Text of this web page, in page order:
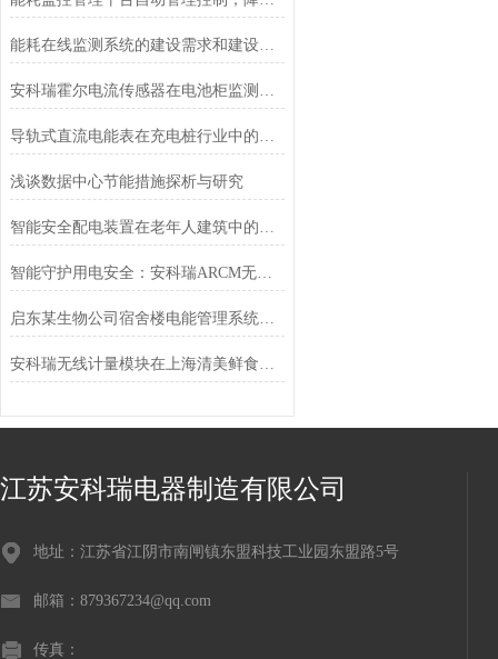
能耗在线监测系统的建设需求和建设目标
安科瑞霍尔电流传感器在电池柜监测中的应用
导轨式直流电能表在充电桩行业中的应用
浅谈数据中心节能措施探析与研究
智能安全配电装置在老年人建筑中的应用
智能守护用电安全：安科瑞ARCM无线监控装置，远程管理更高效
启东某生物公司宿舍楼电能管理系统的设计与应用
安科瑞无线计量模块在上海清美鲜食厂区项目中的应用
江苏安科瑞电器制造有限公司
地址：江苏省江阴市南闸镇东盟科技工业园东盟路5号
邮箱：879367234@qq.com
传真：